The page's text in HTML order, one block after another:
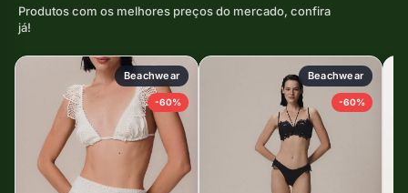
Produtos com os melhores preços do mercado, confira
já!
Beachwear
-60%
Beachwear
-60%